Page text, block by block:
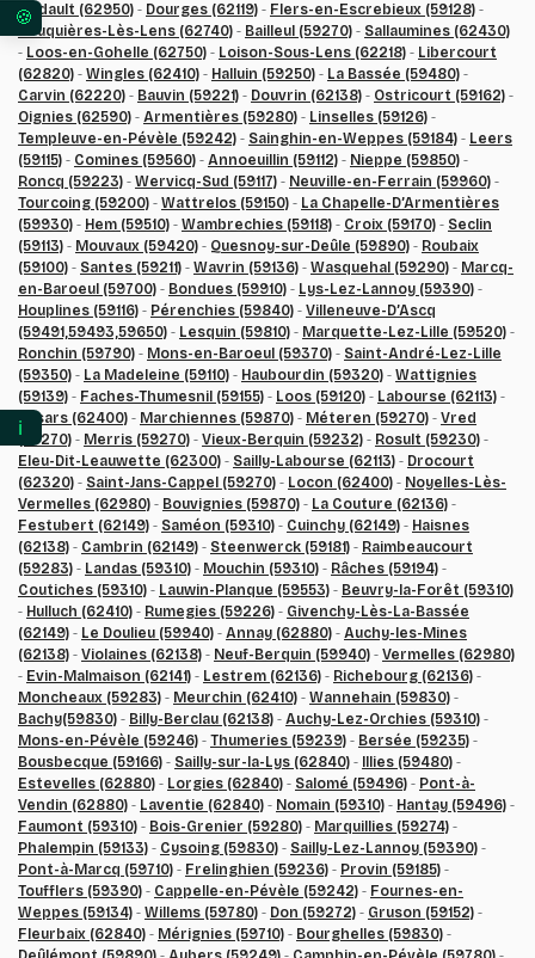
Godault (62950) - Dourges (62119) - Flers-en-Escrebieux (59128) -
Fouquières-Lès-Lens (62740) - Bailleul (59270) - Sallaumines (62430)
- Loos-en-Gohelle (62750) - Loison-Sous-Lens (62218) - Libercourt
(62820) - Wingles (62410) - Halluin (59250) - La Bassée (59480) -
Carvin (62220) - Bauvin (59221) - Douvrin (62138) - Ostricourt (59162) -
Oignies (62590) - Armentières (59280) - Linselles (59126) -
Templeuve-en-Pévèle (59242) - Sainghin-en-Weppes (59184) - Leers
(59115) - Comines (59560) - Annoeuillin (59112) - Nieppe (59850) -
Roncq (59223) - Wervicq-Sud (59117) - Neuville-en-Ferrain (59960) -
Tourcoing (59200) - Wattrelos (59150) - La Chapelle-D’Armentières
(59930) - Hem (59510) - Wambrechies (59118) - Croix (59170) - Seclin
(59113) - Mouvaux (59420) - Quesnoy-sur-Deûle (59890) - Roubaix
(59100) - Santes (59211) - Wavrin (59136) - Wasquehal (59290) - Marcq-
en-Baroeul (59700) - Bondues (59910) - Lys-Lez-Lannoy (59390) -
Houplines (59116) - Pérenchies (59840) - Villeneuve-D’Ascq
(59491,59493,59650) - Lesquin (59810) - Marquette-Lez-Lille (59520) -
Ronchin (59790) - Mons-en-Baroeul (59370) - Saint-André-Lez-Lille
(59350) - La Madeleine (59110) - Haubourdin (59320) - Wattignies
(59139) - Faches-Thumesnil (59155) - Loos (59120) - Labourse (62113) -
Essars (62400) - Marchiennes (59870) - Méteren (59270) - Vred
(59270) - Merris (59270) - Vieux-Berquin (59232) - Rosult (59230) -
Eleu-Dit-Leauwette (62300) - Sailly-Labourse (62113) - Drocourt
(62320) - Saint-Jans-Cappel (59270) - Locon (62400) - Noyelles-Lès-
Vermelles (62980) - Bouvignies (59870) - La Couture (62136) -
Festubert (62149) - Saméon (59310) - Cuinchy (62149) - Haisnes
(62138) - Cambrin (62149) - Steenwerck (59181) - Raimbeaucourt
(59283) - Landas (59310) - Mouchin (59310) - Râches (59194) -
Coutiches (59310) - Lauwin-Planque (59553) - Beuvry-la-Forêt (59310)
- Hulluch (62410) - Rumegies (59226) - Givenchy-Lès-La-Bassée
(62149) - Le Doulieu (59940) - Annay (62880) - Auchy-les-Mines
(62138) - Violaines (62138) - Neuf-Berquin (59940) - Vermelles (62980)
- Evin-Malmaison (62141) - Lestrem (62136) - Richebourg (62136) -
Moncheaux (59283) - Meurchin (62410) - Wannehain (59830) -
Bachy(59830) - Billy-Berclau (62138) - Auchy-Lez-Orchies (59310) -
Mons-en-Pévèle (59246) - Thumeries (59239) - Bersée (59235) -
Bousbecque (59166) - Sailly-sur-la-Lys (62840) - Illies (59480) -
Estevelles (62880) - Lorgies (62840) - Salomé (59496) - Pont-à-
Vendin (62880) - Laventie (62840) - Nomain (59310) - Hantay (59496) -
Faumont (59310) - Bois-Grenier (59280) - Marquillies (59274) -
Phalempin (59133) - Cysoing (59830) - Sailly-Lez-Lannoy (59390) -
Pont-à-Marcq (59710) - Frelinghien (59236) - Provin (59185) -
Toufflers (59390) - Cappelle-en-Pévèle (59242) - Fournes-en-
Weppes (59134) - Willems (59780) - Don (59272) - Gruson (59152) -
Fleurbaix (62840) - Mérignies (59710) - Bourghelles (59830) -
ℹ️
Vos préférences en matière de consentement